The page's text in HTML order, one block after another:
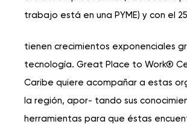
trabajo está en una PYME) y con el
tienen crecimientos exponenciales
tecnología. Great Place to Work®
Caribe quiere acompañar a estas
la región, apor- tando sus
herramientas para que éstas